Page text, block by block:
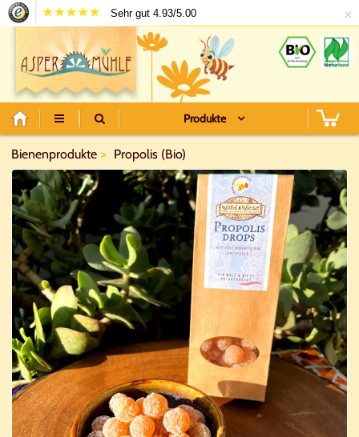
Sehr gut 4.93/5.00 ×
Produkte
Bienenprodukte Propolis (Bio)